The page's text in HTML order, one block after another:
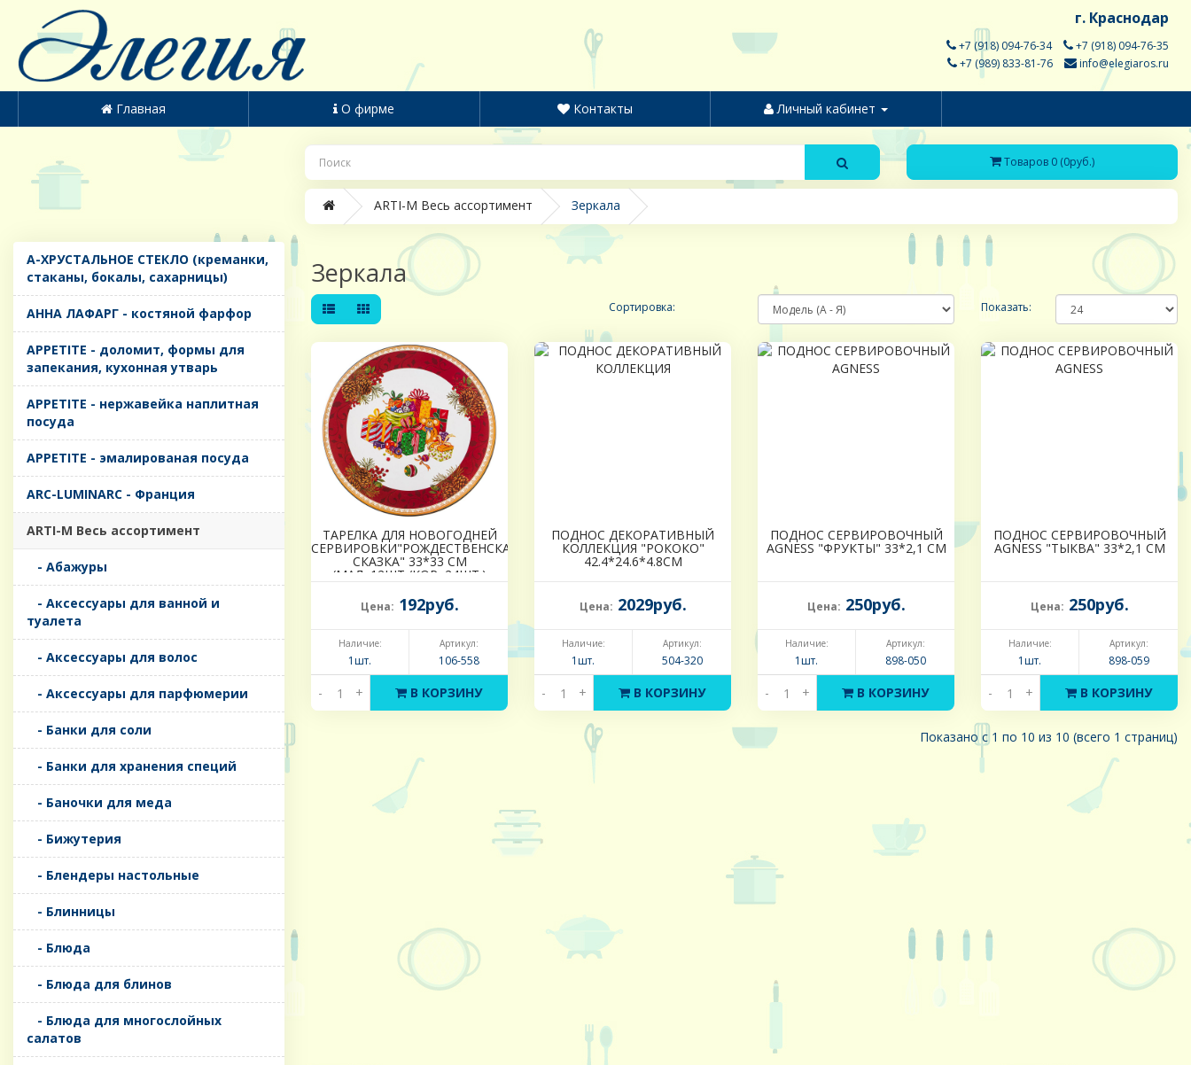
г. Краснодар
+7 (918) 094-76-34
+7 (918) 094-76-35
+7 (989) 833-81-76
info@elegiaros.ru
Главная О фирме Контакты Личный кабинет
Товаров 0 (0руб.)
ARTI-M Весь ассортимент Зеркала
A-ХРУСТАЛЬНОЕ СТЕКЛО (креманки,
стаканы, бокалы, сахарницы)
AHHA ЛАФАРГ - костяной фарфор
APPETITE - доломит, формы для
запекания, кухонная утварь
APPETITE - нержавейка наплитная
посуда
APPETITE - эмалированая посуда
ARC-LUMINARC - Франция
ARTI-M Весь ассортимент
- Абажуры
- Аксессуары для ванной и
туалета
- Аксессуары для волос
- Аксессуары для парфюмерии
- Банки для соли
- Банки для хранения специй
- Баночки для меда
- Бижутерия
- Блендеры настольные
- Блинницы
- Блюда
- Блюда для блинов
- Блюда для многослойных
салатов
Зеркала
Сортировка: Показать:
ТАРЕЛКА ДЛЯ НОВОГОДНЕЙ
СЕРВИРОВКИ"РОЖДЕСТВЕНСКАЯ
СКАЗКА" 33*33 СМ
(МАЛ=12ШТ./КОР=24ШТ.)
Цена: 192руб.
Наличие:
1шт.
Артикул:
106-558
- + В КОРЗИНУ
ПОДНОС ДЕКОРАТИВНЫЙ
КОЛЛЕКЦИЯ "РОКОКО"
42.4*24.6*4.8CM
Цена: 2029руб.
Наличие:
1шт.
Артикул:
504-320
- + В КОРЗИНУ
ПОДНОС СЕРВИРОВОЧНЫЙ
AGNESS "ФРУКТЫ" 33*2,1 СМ
Цена: 250руб.
Наличие:
1шт.
Артикул:
898-050
- + В КОРЗИНУ
ПОДНОС СЕРВИРОВОЧНЫЙ
AGNESS "ТЫКВА" 33*2,1 СМ
Цена: 250руб.
Наличие:
1шт.
Артикул:
898-059
- + В КОРЗИНУ
Показано с 1 по 10 из 10 (всего 1 страниц)